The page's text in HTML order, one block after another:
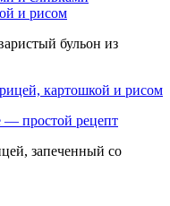
и рисом
бульон из
— простой рецепт
запеченный со